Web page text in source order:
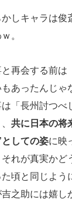
しキャラは俊
。
再会する前は
あったんじゃ
「長州討つべ
共に日本の将
しての姿に映
れが真実かど
頃と同じよう
之助には嬉し